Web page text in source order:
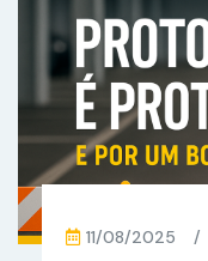
11/08/2025 /